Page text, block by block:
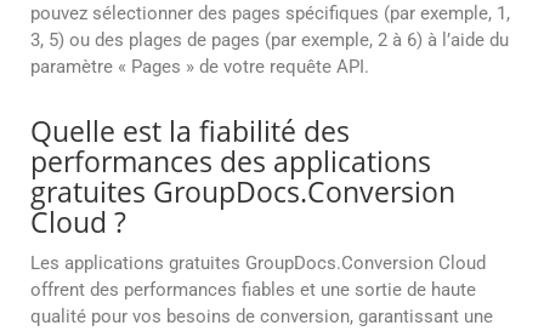
pouvez sélectionner des pages spécifiques (par exemple, 1,
3, 5) ou des plages de pages (par exemple, 2 à 6) à l’aide du
paramètre « Pages » de votre requête API.
Quelle est la fiabilité des
performances des applications
gratuites GroupDocs.Conversion
Cloud ?
Les applications gratuites GroupDocs.Conversion Cloud
offrent des performances fiables et une sortie de haute
qualité pour vos besoins de conversion, garantissant une